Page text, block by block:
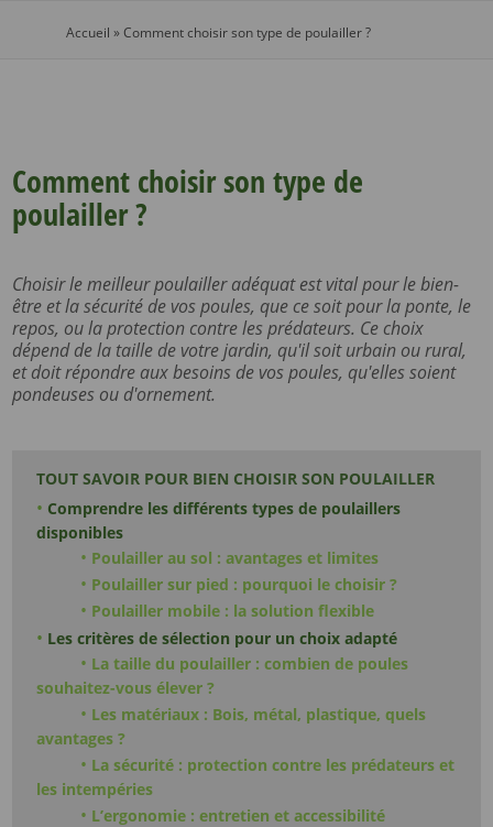
Accueil »Comment choisir son type de poulailler ?
Comment choisir son type de
poulailler ?
Choisir le meilleur poulailler adéquat est vital pour le bien-
être et la sécurité de vos poules, que ce soit pour la ponte, le
repos, ou la protection contre les prédateurs. Ce choix
dépend de la taille de votre jardin, qu'il soit urbain ou rural,
et doit répondre aux besoins de vos poules, qu'elles soient
pondeuses ou d'ornement.
TOUT SAVOIR POUR BIEN CHOISIR SON POULAILLER
Comprendre les différents types de poulaillers
disponibles
Poulailler au sol : avantages et limites
Poulailler sur pied : pourquoi le choisir ?
Poulailler mobile : la solution flexible
Les critères de sélection pour un choix adapté
La taille du poulailler : combien de poules
souhaitez-vous élever ?
Les matériaux : Bois, métal, plastique, quels
avantages ?
La sécurité : protection contre les prédateurs et
les intempéries
L’ergonomie : entretien et accessibilité